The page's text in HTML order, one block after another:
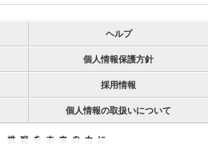
ヘルプ
個人情報保護方針
採用情報
個人情報の取扱いについて